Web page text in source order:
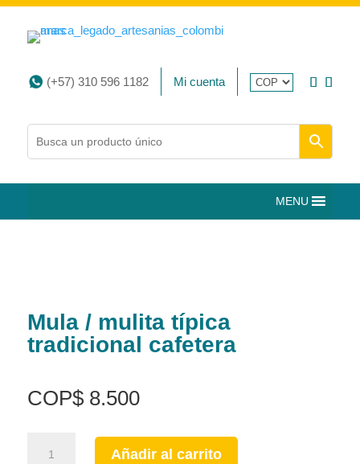
(+57) 310 596 1182 Mi cuenta
MENU
Mula / mulita típica
tradicional cafetera
COP$8.500
Añadir al carrito